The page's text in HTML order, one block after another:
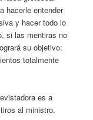
hacerle entender
y hacer todo lo
si las mentiras no
su objetivo:
totalmente
es a
al ministro.